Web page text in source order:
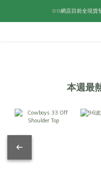
✩✩網店目前全現貨
本週最